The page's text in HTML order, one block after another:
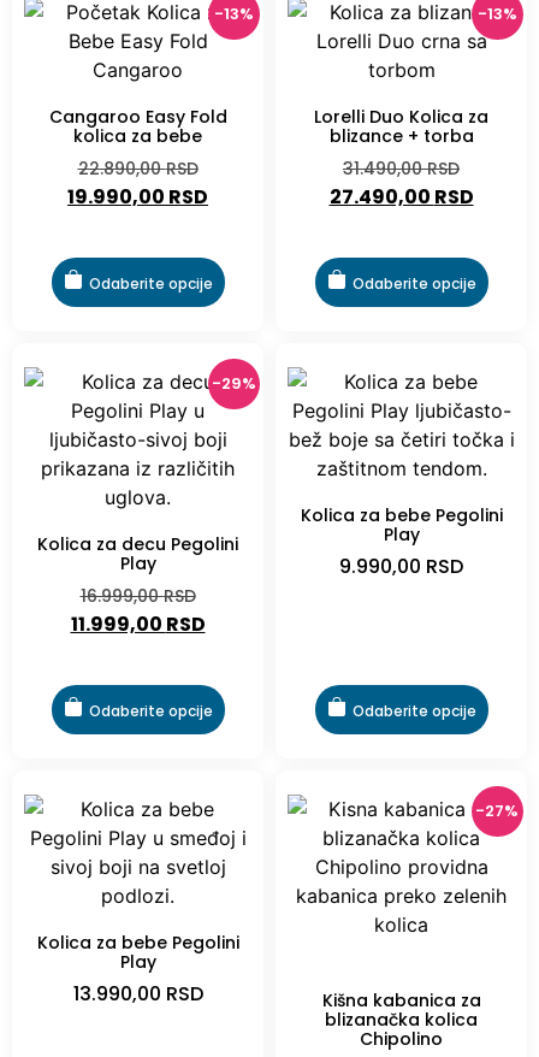
-13%
Cangaroo Easy Fold
kolica za bebe
22.890,00RSD
19.990,00 RSD
Odaberite opcije
-13%
Lorelli Duo Kolica za
blizance + torba
31.490,00RSD
27.490,00 RSD
Odaberite opcije
-29%
Kolica za decu Pegolini
Play
16.999,00RSD
11.999,00 RSD
Odaberite opcije
Kolica za bebe Pegolini
Play
9.990,00 RSD
Odaberite opcije
Kolica za bebe Pegolini
Play
13.990,00 RSD
-27%
Kišna kabanica za
blizanačka kolica
Chipolino